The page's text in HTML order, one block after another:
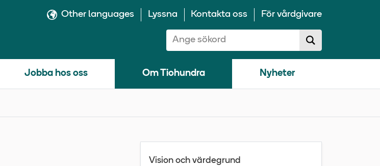
Other languages Lyssna Kontakta oss För vårdgivare
Sök på 10100:
Sök
Jobba hos oss Om Tiohundra Nyheter
Vision och värdegrund